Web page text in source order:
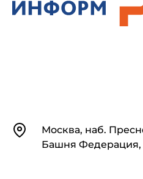
КонтактыМосква, наб.
Башня Федерация,